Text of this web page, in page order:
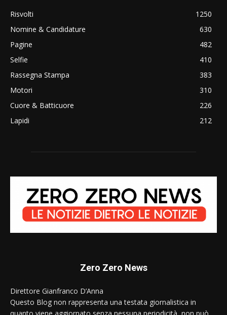
Risvolti
1250
Nomine & Candidature
630
Pagine
482
Selfie
410
Rassegna Stampa
383
Motori
310
Cuore & Batticuore
226
Lapidi
212
Zero Zero News
Direttore Gianfranco D’Anna
Questo Blog non rappresenta una testata giornalistica in
quanto viene aggiornato senza nessuna periodicità, non può,